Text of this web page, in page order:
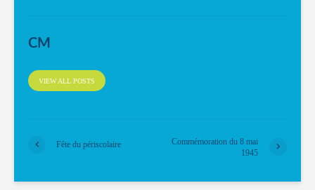
CM
VIEW ALL POSTS
Fête du périscolaire
Commémoration du 8 mai
1945